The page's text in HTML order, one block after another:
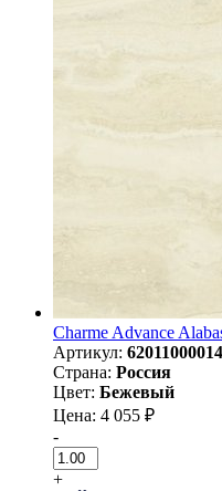
Charme Advance
Артикул:
Страна: Россия
Цвет: Бежевый
Цена: 4 055 ₽
-
+